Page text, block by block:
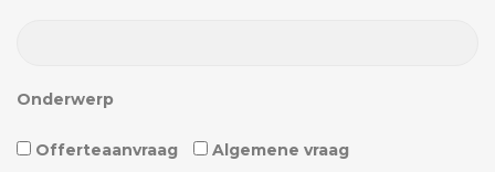
Onderwerp
Offerteaanvraag
Algemene vraag